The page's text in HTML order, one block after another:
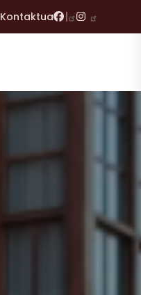
Kontaktua FacebookInstagram